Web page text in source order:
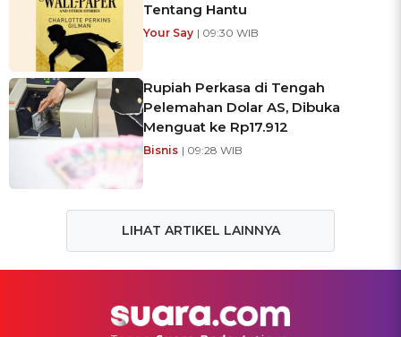
Tentang Hantu
Your Say | 09:30 WIB
Rupiah Perkasa di Tengah
Pelemahan Dolar AS, Dibuka
Menguat ke Rp17.912
Bisnis | 09:28 WIB
LIHAT ARTIKEL LAINNYA